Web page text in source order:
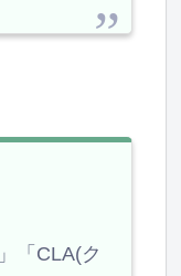
「CLA(ク